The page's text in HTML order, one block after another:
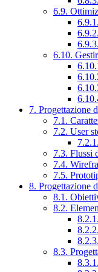
6.9.
6.10.
7. Progettazione
7.1.
7.2. User
7.3. Flussi
7.4.
7.5.
8. Progettazione
8.1.
8.2.
8.3.